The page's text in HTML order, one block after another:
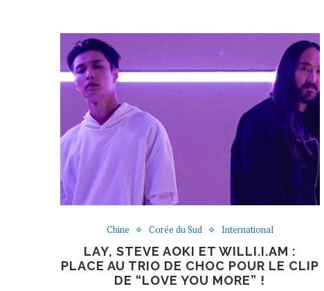
Chine Corée du Sud International
LAY, STEVE AOKI ET WILLI.I.AM :
PLACE AU TRIO DE CHOC POUR LE CLIP
DE “LOVE YOU MORE” !